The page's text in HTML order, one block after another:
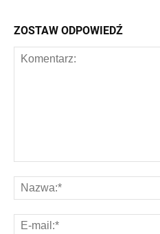
ZOSTAW ODPOWIEDŹ